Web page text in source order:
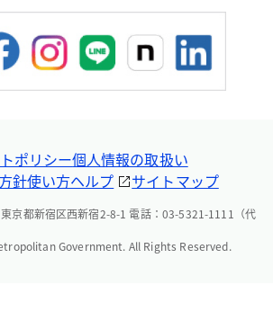
ポリシー個人情報の取扱い
針使い方ヘルプ サイトマップ
京都新宿区西新宿2-8-1 電話：03-5321-1111（代
Government. All Rights Reserved.